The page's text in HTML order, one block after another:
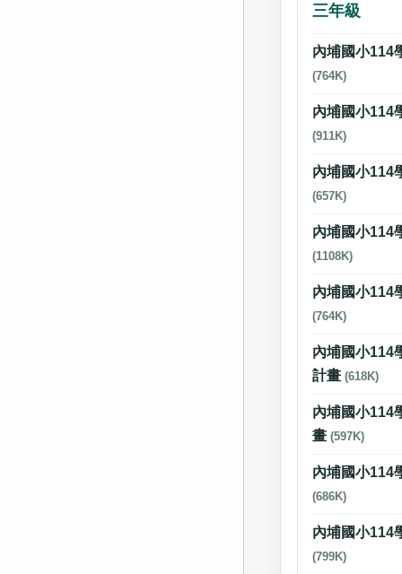
三年級
內埔國小114
(764K)
內埔國小114
(911K)
內埔國小114
(657K)
內埔國小114
(1108K)
內埔國小114
(764K)
內埔國小114
計畫(618K)
內埔國小114
畫(597K)
內埔國小114
(686K)
內埔國小114
(799K)